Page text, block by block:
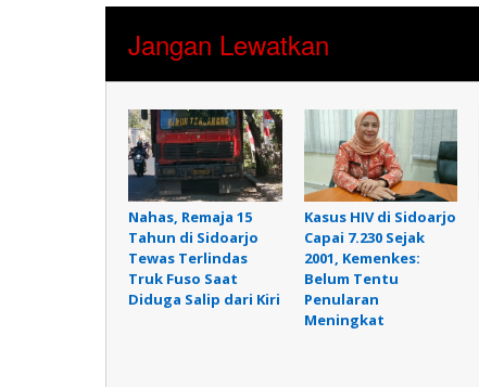
Jangan Lewatkan
Nahas, Remaja 15
Tahun di Sidoarjo
Tewas Terlindas
Truk Fuso Saat
Diduga Salip dari Kiri
Kasus HIV di Sidoarjo
Capai 7.230 Sejak
2001, Kemenkes:
Belum Tentu
Penularan
Meningkat